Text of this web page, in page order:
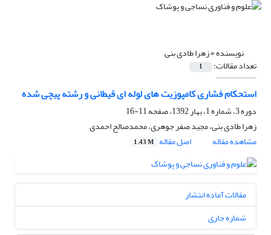
نویسنده =زهرا طادی بنی
تعداد مقالات: 1
استحکام فشاری کامپوزیت های لوله ای قیطانی و رشته پیچی شده
دوره 3، شماره 1، بهار 1392، صفحه
11-16
زهرا طادی بنی، مجید صفر جوهری، محمدصالح احمدی
مشاهده مقاله
اصل مقاله 1.43 M
مقالات آماده انتشار
شماره جاری